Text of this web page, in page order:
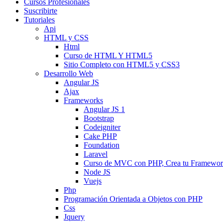
Cursos Profesionales
Suscribirte
Tutoriales
Api
HTML y CSS
Html
Curso de HTML Y HTML5
Sitio Completo con HTML5 y CSS3
Desarrollo Web
Angular JS
Ajax
Frameworks
Angular JS 1
Bootstrap
Codeigniter
Cake PHP
Foundation
Laravel
Curso de MVC con PHP, Crea tu
Node JS
Vuejs
Php
Programación Orientada a Objetos con PHP
Css
Jquery